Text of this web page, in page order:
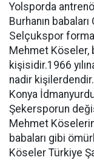
Yolsporda
Burhanın
Selçukspor
Mehmet Köseler,
kişisidir.1966
nadir
Konya
Şekersporun
Mehmet
babaları gibi
Köseler Türkiye